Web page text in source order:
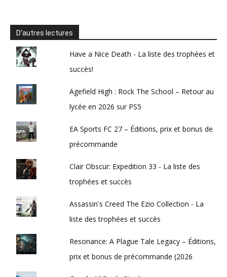
D’autres lectures
Have a Nice Death - La liste des trophées et
succès!
Agefield High : Rock The School – Retour au
lycée en 2026 sur PS5
EA Sports FC 27 – Éditions, prix et bonus de
précommande
Clair Obscur: Expedition 33 - La liste des
trophées et succès
Assassin's Creed The Ezio Collection - La
liste des trophées et succès
Resonance: A Plague Tale Legacy – Éditions,
prix et bonus de précommande (2026